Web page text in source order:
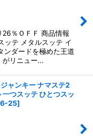
26％ＯＦＦ 商品情報
ッテ メタルスッテ イ
ンダードを極めた王道
がリニュー…
ャンキー ナマステ2
つスッテ ひとつスッ
25]